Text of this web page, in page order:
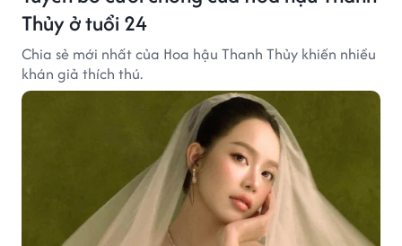
Thủy ở tuổi 24
Chia sẻ mới nhất của Hoa hậu Thanh Thủy khiến nhiều
khán giả thích thú.